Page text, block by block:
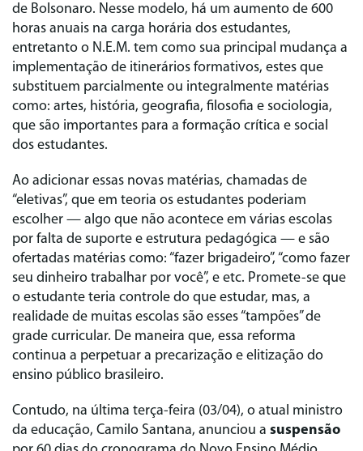
de Bolsonaro. Nesse modelo, há um aumento de 600
horas anuais na carga horária dos estudantes,
entretanto o N.E.M. tem como sua principal mudança a
implementação de itinerários formativos, estes que
substituem parcialmente ou integralmente matérias
como: artes, história, geografia, filosofia e sociologia,
que são importantes para a formação crítica e social
dos estudantes.
Ao adicionar essas novas matérias, chamadas de
“eletivas”, que em teoria os estudantes poderiam
escolher — algo que não acontece em várias escolas
por falta de suporte e estrutura pedagógica — e são
ofertadas matérias como: “fazer brigadeiro”, “como fazer
seu dinheiro trabalhar por você”, e etc. Promete-se que
o estudante teria controle do que estudar, mas, a
realidade de muitas escolas são esses “tampões” de
grade curricular. De maneira que, essa reforma
continua a perpetuar a precarização e elitização do
ensino público brasileiro.
Contudo, na última terça-feira (03/04), o atual ministro
da educação, Camilo Santana, anunciou a suspensão